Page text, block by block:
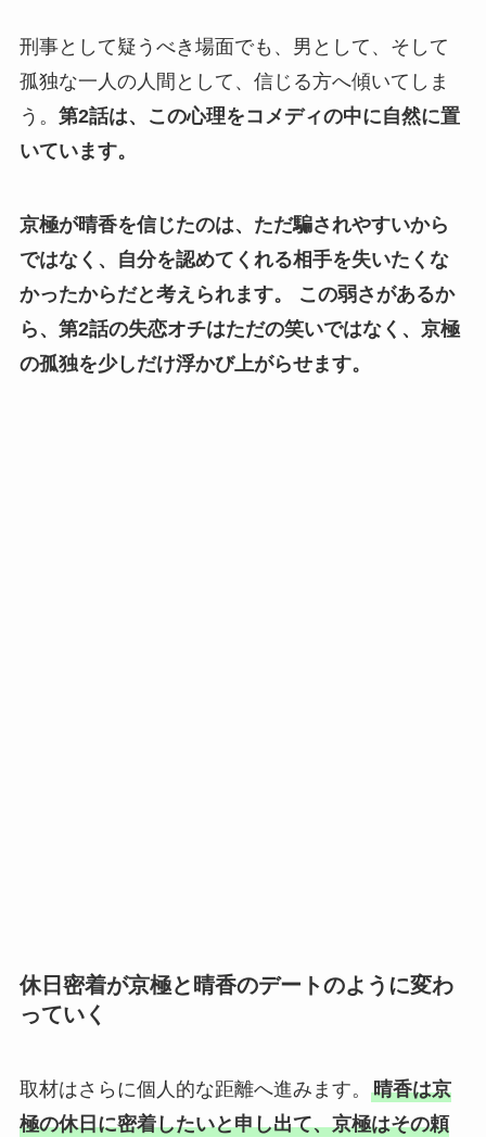
刑事として疑うべき場面でも、男として、そして
孤独な一人の人間として、信じる方へ傾いてしま
う。 第2話は、この心理をコメディの中に自然に置
いています。
京極が晴香を信じたのは、ただ騙されやすいから
ではなく、自分を認めてくれる相手を失いたくな
かったからだと考えられます。
この弱さがあるか
ら、第2話の失恋オチはただの笑いではなく、京極
の孤独を少しだけ浮かび上がらせます。
休日密着が京極と晴香のデートのように変わ
っていく
取材はさらに個人的な距離へ進みます。 晴香は京
極の休日に密着したいと申し出て、京極はその頼